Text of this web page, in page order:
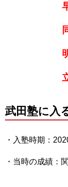
早稲田
同志社
明治大
立命館
武田塾に入
・入塾時期：
・当時の成績：